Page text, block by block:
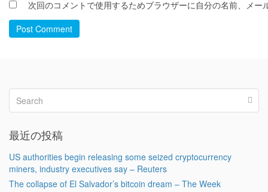
次回のコメントで使用するためブラウザーに自分の名前、メー
Post Comment
最近の投稿
US authorities begin releasing some seized cryptocurrency
miners, industry executives say – Reuters
The collapse of El Salvador’s bitcoin dream – The Week